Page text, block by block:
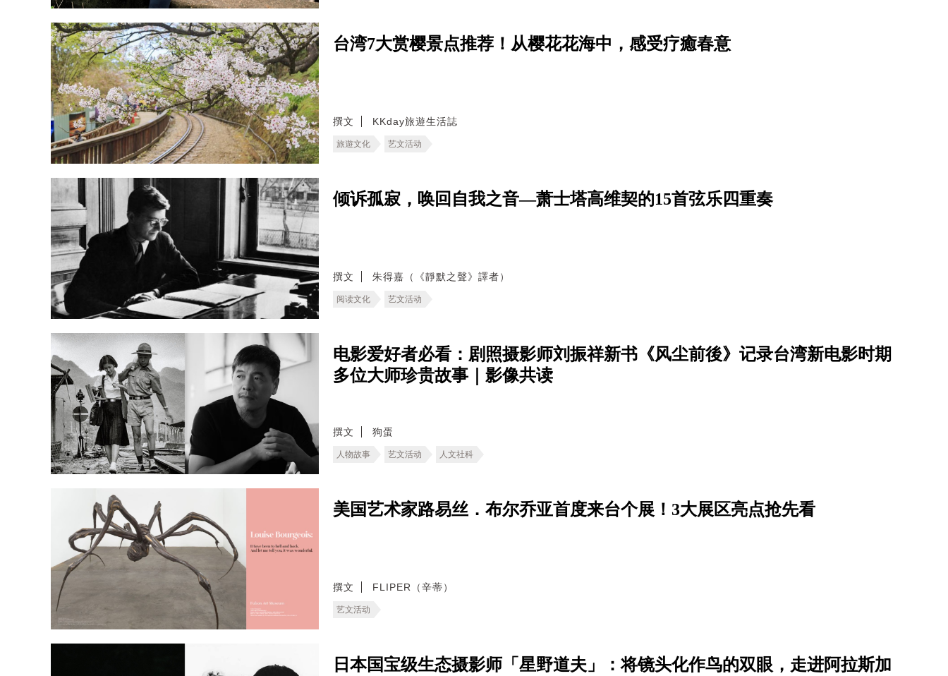
台湾7大赏樱景点推荐！从樱花花海中，感受疗癒春意
撰文 KKday旅遊生活誌
旅遊文化 艺文活动
倾诉孤寂，唤回自我之音—萧士塔高维契的15首弦乐四重奏
撰文 朱得嘉（《靜默之聲》譯者）
阅读文化 艺文活动
电影爱好者必看：剧照摄影师刘振祥新书《风尘前後》记录台湾新电影时期
多位大师珍贵故事｜影像共读
撰文 狗蛋
人物故事 艺文活动 人文社科
美国艺术家路易丝．布尔乔亚首度来台个展！3大展区亮点抢先看
撰文 FLIPER（辛蒂）
艺文活动
日本国宝级生态摄影师「星野道夫」：将镜头化作鸟的双眼，走进阿拉斯加